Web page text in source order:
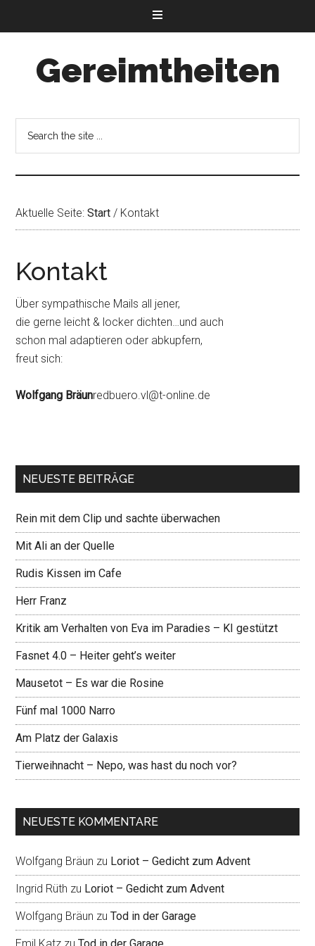
Gereimtheiten
Aktuelle Seite:Start / Kontakt
Kontakt
Über sympathische Mails all jener,
die gerne leicht & locker dichten…und auch
schon mal adaptieren oder abkupfern,
freut sich:
Wolfgang Bräunredbuero.vl@t-online.de
NEUESTE BEITRÄGE
Rein mit dem Clip und sachte überwachen
Mit Ali an der Quelle
Rudis Kissen im Cafe
Herr Franz
Kritik am Verhalten von Eva im Paradies – KI gestützt
Fasnet 4.0 – Heiter geht’s weiter
Mausetot – Es war die Rosine
Fünf mal 1000 Narro
Am Platz der Galaxis
Tierweihnacht – Nepo, was hast du noch vor?
NEUESTE KOMMENTARE
Wolfgang Bräun zu Loriot – Gedicht zum Advent
Ingrid Rüth zu Loriot – Gedicht zum Advent
Wolfgang Bräun zuTod in der Garage